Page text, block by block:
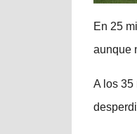
En 25
aunque
A los 35